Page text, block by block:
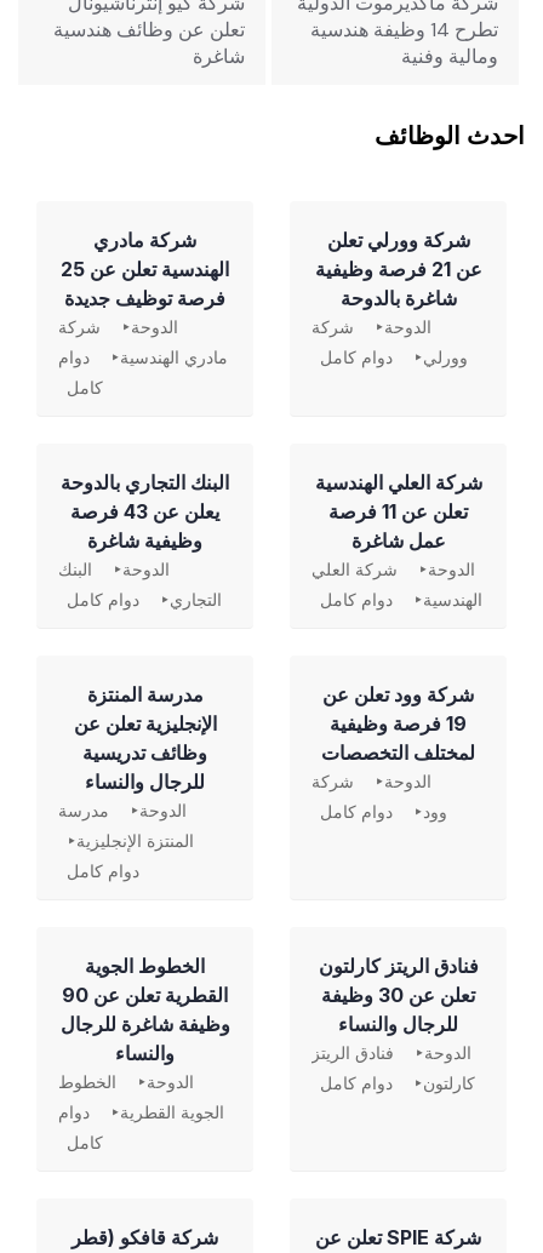
تطرح 14 وظيفة هندسية
ومالية وفنية
تعلن عن وظائف هندسية
شاغرة
احدث الوظائف
شركة وورلي تعلن
عن 21 فرصة وظيفية
شاغرة بالدوحة
الدوحة
شركة
وورلي
دوام كامل
شركة مادري
الهندسية تعلن عن 25
فرصة توظيف جديدة
الدوحة
شركة
مادري الهندسية
دوام
كامل
شركة العلي الهندسية
تعلن عن 11 فرصة
عمل شاغرة
الدوحة
شركة العلي
الهندسية
دوام كامل
‏البنك التجاري بالدوحة
يعلن عن 43 فرصة
وظيفية شاغرة
الدوحة
البنك
التجاري
دوام كامل
شركة وود تعلن عن
19 فرصة وظيفية
لمختلف التخصصات
الدوحة
شركة
وود
دوام كامل
مدرسة المنتزة
الإنجليزية تعلن عن
وظائف تدريسية
للرجال والنساء
الدوحة
مدرسة
المنتزة الإنجليزية
دوام كامل
فنادق الريتز كارلتون
تعلن عن 30 وظيفة
للرجال والنساء
الدوحة
فنادق الريتز
كارلتون
دوام كامل
الخطوط الجوية
القطرية تعلن عن 90
وظيفة شاغرة للرجال
والنساء
الدوحة
الخطوط
الجوية القطرية
دوام
كامل
شركة SPIE تعلن عن
شركة قافكو (قطر